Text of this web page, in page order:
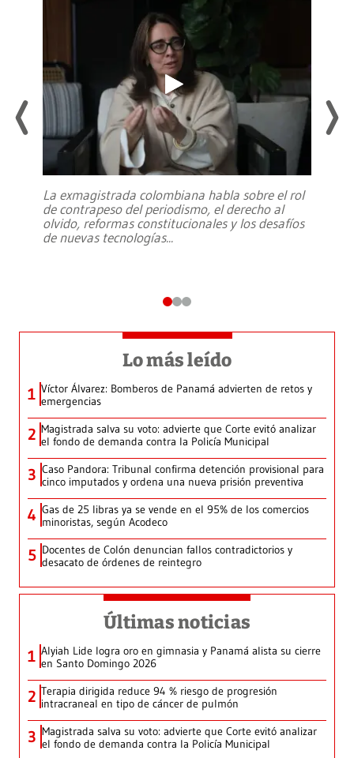
La exmagistrada colombiana habla sobre el rol
de contrapeso del periodismo, el derecho al
olvido, reformas constitucionales y los desafíos
de nuevas tecnologías...
Lo más leído
1 Víctor Álvarez: Bomberos de Panamá advierten de retos y
emergencias
2 Magistrada salva su voto: advierte que Corte evitó analizar
el fondo de demanda contra la Policía Municipal
3 Caso Pandora: Tribunal confirma detención provisional para
cinco imputados y ordena una nueva prisión preventiva
4 Gas de 25 libras ya se vende en el 95% de los comercios
minoristas, según Acodeco
5 Docentes de Colón denuncian fallos contradictorios y
desacato de órdenes de reintegro
Últimas noticias
1 Alyiah Lide logra oro en gimnasia y Panamá alista su cierre
en Santo Domingo 2026
2 Terapia dirigida reduce 94 % riesgo de progresión
intracraneal en tipo de cáncer de pulmón
3 Magistrada salva su voto: advierte que Corte evitó analizar
el fondo de demanda contra la Policía Municipal